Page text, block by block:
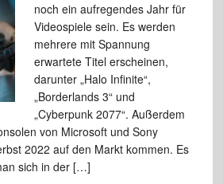
noch ein aufregendes Jahr für
Videospiele sein. Es werden
mehrere mit Spannung
erwartete Titel erscheinen,
darunter „Halo Infinite“,
„Borderlands 3“ und
„Cyberpunk 2077“. Außerdem
von Microsoft und Sony
2022 auf den Markt kommen. Es
sich in der […]